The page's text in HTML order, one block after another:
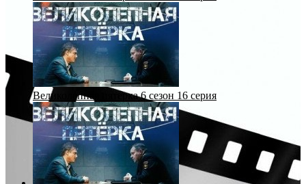
Великолепная пятерка 6 сезон 16 серия